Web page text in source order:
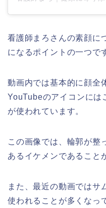
看護師まろさんの素顔に
になるポイントの一つで
動画内では基本的に顔全
YouTubeのアイコンには
が使われています。
この画像では、輪郭が整
あるイケメンであること
また、最近の動画ではサ
使われることが多くなっ